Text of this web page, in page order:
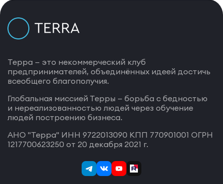
Терра — это некоммерческий клуб
предпринимателей, объединённых идеей достичь
всеобщего благополучия.
Глобальная миссией Терры — борьба с бедностью
и нереализованностью людей через обучение
людей построению бизнеса.
АНО "Терра" ИНН 9722013090 КПП 770901001 ОГРН
1217700623250 от 20 декабря 2021 г.